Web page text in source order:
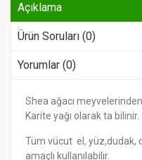
Açıklama
Ürün Soruları (0)
Yorumlar (0)
Shea ağacı
Karite yağı olarak ta bilinir.
Tüm vücut el, yüz,dudak,
amaçlı kullanılabilir.